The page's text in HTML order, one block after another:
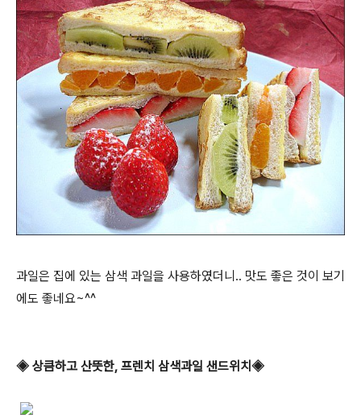
과일은 집에 있는 삼색 과일을 사용하였더니.. 맛도 좋은 것이 보기
에도 좋네요~^^
◈ 상큼하고 산뜻한, 프렌치 삼색과일 샌드위치◈